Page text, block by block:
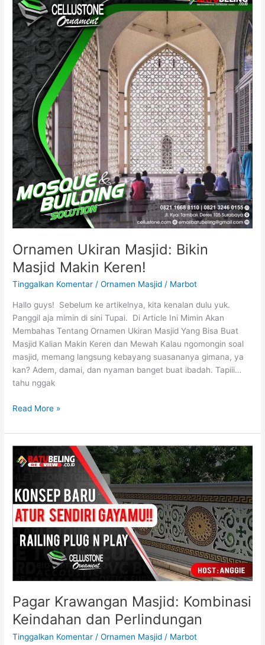
Ornamen Ukiran Masjid: Bikin
Masjid Makin Keren!
Tinggalkan Komentar /Ornamen Masjid / Marbot
Hallo guys! Sebelum ke artikelnya, kita kenalan dulu yuk.
Panggil aja mimin di sini Tupai. Di Article Ini Mimin Akan
Membahas Tentang Ornamen Ukiran Masjid Yang Bisa Buat
Masjid Kalian Makin Keren dan Mewah Kalau ngomongin soal
masjid, memang langsung kebayang suasananya gimana, ya
kan? Adem, damai, dan nyaman banget buat ibadah. Tapiii…
tahu nggak
Ukiran
Masjid:
Bikin
Masjid
Makin
Keren!
Read More »
Pagar Krawangan Masjid: Kombinasi
Keindahan dan Perlindungan
Tinggalkan Komentar /Ornamen Masjid / Marbot
Krawangan
Kombinasi
Keindahan
dan
Perlindungan